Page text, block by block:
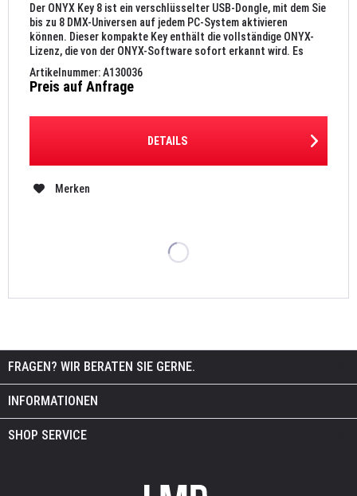
Der ONYX Key 8 ist ein verschlüsselter USB-Dongle, mit dem Sie
bis zu 8 DMX-Universen auf jedem PC-System aktivieren
können. Dieser kompakte Key enthält die vollständige ONYX-
Lizenz, die von der ONYX-Software sofort erkannt wird. Es
ist...
Artikelnummer: A130036
Preis auf Anfrage
DETAILS
Merken
FRAGEN? WIR BERATEN SIE GERNE.
INFORMATIONEN
SHOP SERVICE